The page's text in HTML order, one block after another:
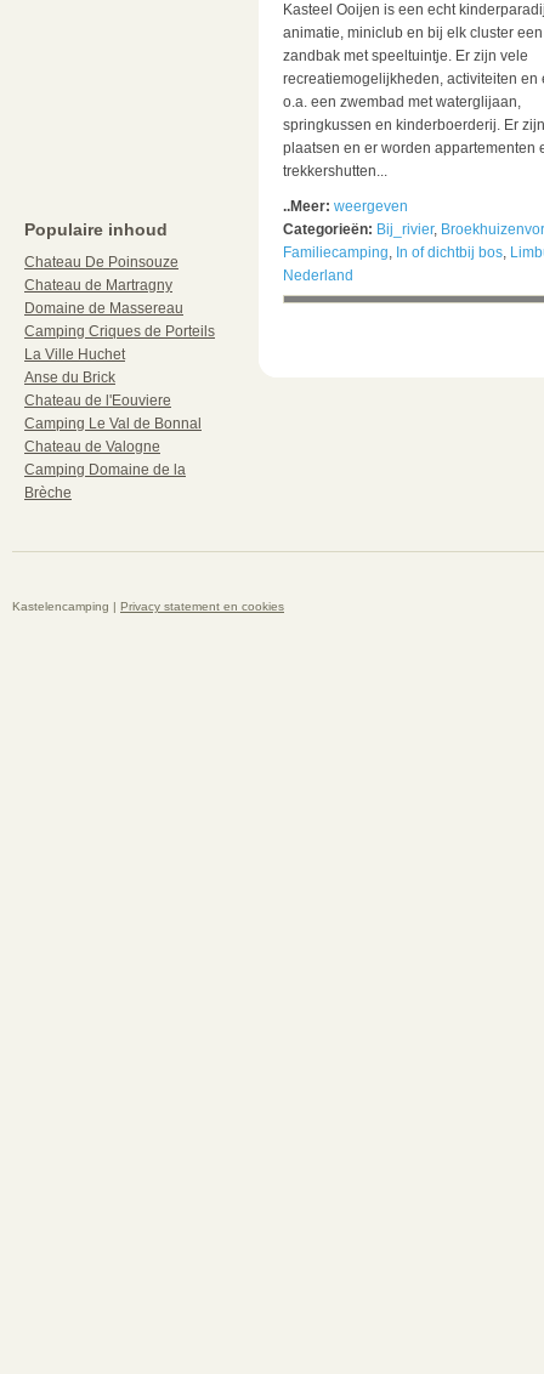
Populaire inhoud
Chateau De Poinsouze
Chateau de Martragny
Domaine de Massereau
Camping Criques de Porteils
La Ville Huchet
Anse du Brick
Chateau de l'Eouviere
Camping Le Val de Bonnal
Chateau de Valogne
Camping Domaine de la
Brèche
Kasteel Ooijen is een echt
animatie, miniclub en bij elk cluster een
zandbak met speeltuintje. Er zijn vele
recreatiemogelijkheden, activiteiten en
o.a. een zwembad met waterglijaan,
springkussen en kinderboerderij. Er
plaatsen en er worden appartementen
trekkershutten...
..Meer: weergeven
Categorieën: Bij_rivier,
Familiecamping, In of dichtbij bos,
Nederland
Kastelencamping | Privacy statement en cookies